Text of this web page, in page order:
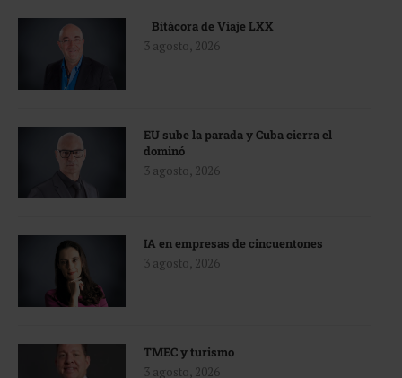
Bitácora de Viaje LXX
3 agosto, 2026
EU sube la parada y Cuba cierra el
dominó
3 agosto, 2026
IA en empresas de cincuentones
3 agosto, 2026
TMEC y turismo
3 agosto, 2026